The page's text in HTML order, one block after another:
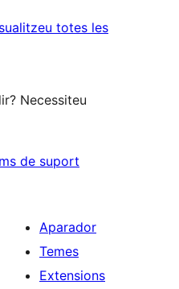
totes lesressenyes
Necessiteu
de suport
Aparador
Temes
Extensions